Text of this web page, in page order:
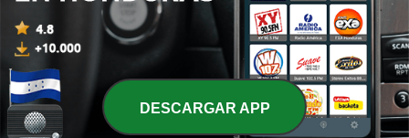
DESCARGAR APP